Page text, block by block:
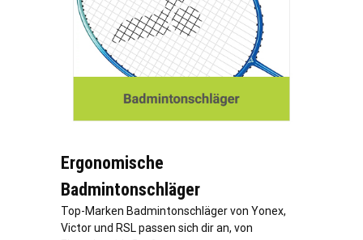
Ergonomische
Badmintonschläger
Top-Marken Badmintonschläger von Yonex,
Victor und RSL passen sich dir an, von